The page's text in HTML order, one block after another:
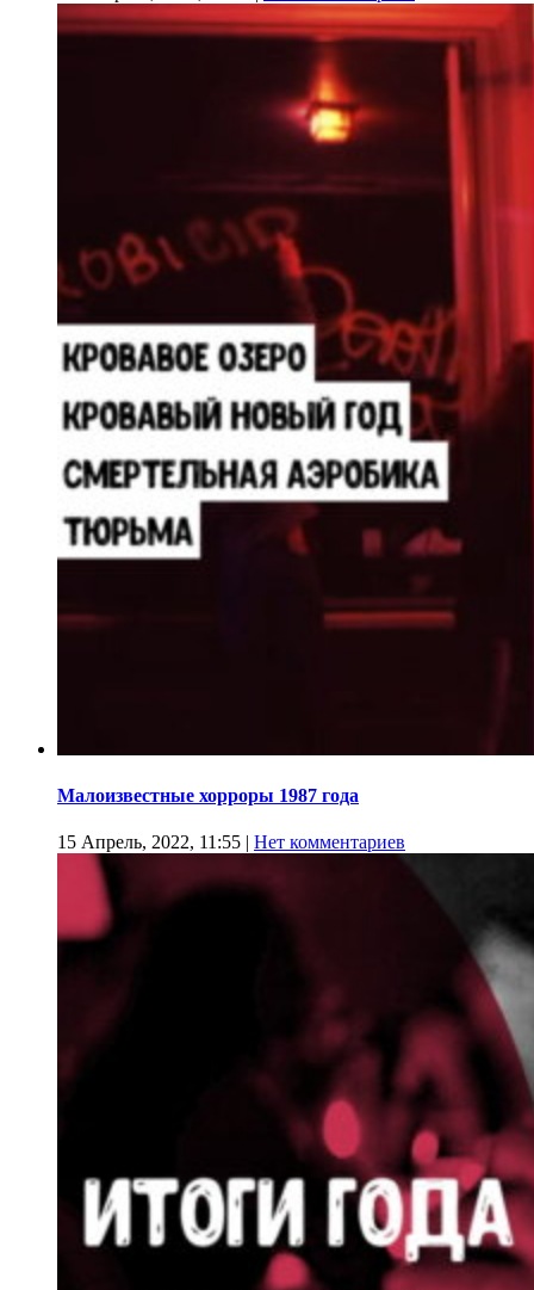
Малоизвестные хорроры 1987 года
15 Апрель, 2022, 11:55 | Нет комментариев